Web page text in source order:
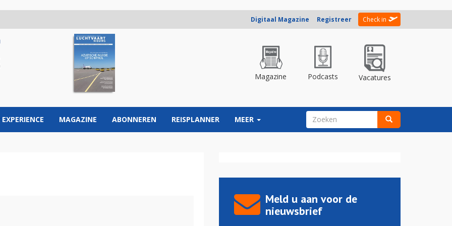
Digitaal Magazine Registreer Check in
Magazine Podcasts Vacatures
EXPERIENCE MAGAZINE ABONNEREN REISPLANNER MEER ZOEKVELD
Meld u aan voor de
nieuwsbrief